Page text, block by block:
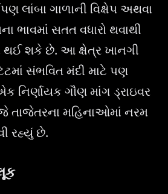
લાંબા ગાળાની વિક્ષેપ અથવા
ભાવમાં સતત વધારો થવાથી
થઈ શકે છે. આ ક્ષેત્ર ખાનગી
સંભવિત મંદી માટે પણ
ગૌણ માંગ ડ્રાઇવર
તાજેતરના મહિનાઓમાં નરમ
રહ્યું છે.